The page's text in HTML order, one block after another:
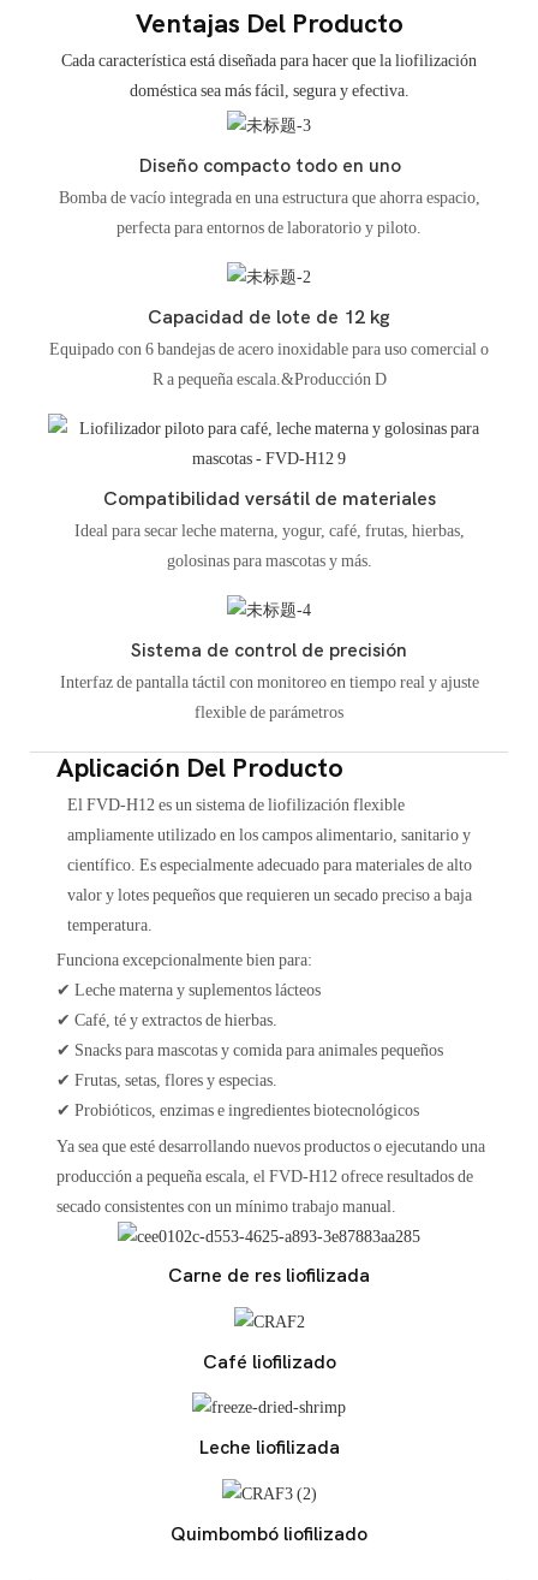
Ventajas Del Producto
Cada característica está diseñada para hacer que la liofilización
doméstica sea más fácil, segura y efectiva.
Diseño compacto todo en uno
Bomba de vacío integrada en una estructura que ahorra espacio,
perfecta para entornos de laboratorio y piloto.
Capacidad de lote de 12 kg
Equipado con 6 bandejas de acero inoxidable para uso comercial o
R a pequeña escala.&Producción D
Compatibilidad versátil de materiales
Ideal para secar leche materna, yogur, café, frutas, hierbas,
golosinas para mascotas y más.
Sistema de control de precisión
Interfaz de pantalla táctil con monitoreo en tiempo real y ajuste
flexible de parámetros
Aplicación Del Producto
El FVD-H12 es un sistema de liofilización flexible
ampliamente utilizado en los campos alimentario, sanitario y
científico. Es especialmente adecuado para materiales de alto
valor y lotes pequeños que requieren un secado preciso a baja
temperatura.
Funciona excepcionalmente bien para:
✔ Leche materna y suplementos lácteos
✔ Café, té y extractos de hierbas.
✔ Snacks para mascotas y comida para animales pequeños
✔ Frutas, setas, flores y especias.
✔ Probióticos, enzimas e ingredientes biotecnológicos
Ya sea que esté desarrollando nuevos productos o ejecutando una
producción a pequeña escala, el FVD-H12 ofrece resultados de
secado consistentes con un mínimo trabajo manual.
Carne de res liofilizada
Café liofilizado
Leche liofilizada
Quimbombó liofilizado